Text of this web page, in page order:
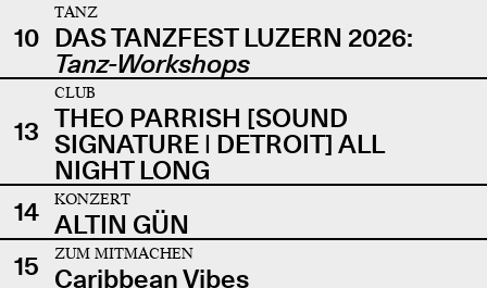
10
TANZ
DAS TANZFEST LUZERN 2026:
Tanz-Workshops
13
CLUB
THEO PARRISH [SOUND
SIGNATURE | DETROIT] ALL
NIGHT LONG
14
KONZERT
ALTIN GÜN
15
ZUM MITMACHEN
Caribbean Vibes